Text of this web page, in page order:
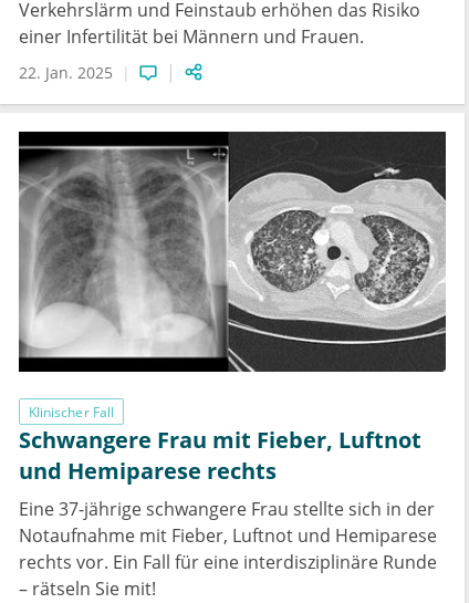
Verkehrslärm und Feinstaub erhöhen das Risiko
einer Infertilität bei Männern und Frauen.
22. Jan. 2025
Klinischer Fall
Schwangere Frau mit Fieber, Luftnot
und Hemiparese rechts
Eine 37-jährige schwangere Frau stellte sich in der
Notaufnahme mit Fieber, Luftnot und Hemiparese
rechts vor. Ein Fall für eine interdisziplinäre Runde
– rätseln Sie mit!